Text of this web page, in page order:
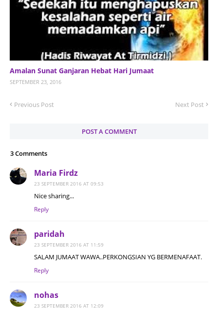
Amalan Sunat Ganjaran Hebat Hari Jumaat
SEPTEMBER 23, 2016
Previous Post Next Post
POST A COMMENT
3 Comments
Maria Firdz
23 SEPTEMBER 2016 AT 09:53
Nice sharing...
Reply
paridah
23 SEPTEMBER 2016 AT 11:59
SALAM JUMAAT WAWA..PERKONGSIAN YG BERMENAFAAT.
Reply
nohas
23 SEPTEMBER 2016 AT 12:09